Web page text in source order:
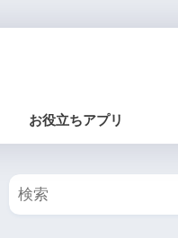
お役立ちアプリ